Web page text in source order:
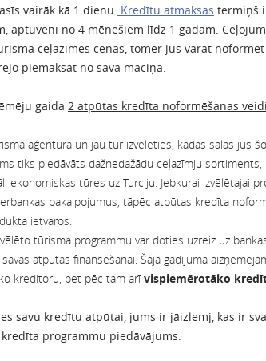
vairāk kā 1 dienu. Kredītu atmaksas termiņš
aptuveni no 4 mēnešiem līdz 1 gadam.
ceļazīmes cenas, tomēr jūs varat
piemaksāt no sava maciņa.
gaida 2 atpūtas kredīta noformēšanas veidi
aģentūrā un jau tur izvēlēties, kādas salas jūs
tiks piedāvāts dažnedažādu ceļazīmju
ekonomiskas tūres uz Turciju. Jebkurai izvēlētajai
pakalpojumus, tāpēc atpūtas kredīta
ietvaros.
tūrisma programmu var doties uzreiz uz
atpūtas finansēšanai. Šajā gadījumā
kreditoru, bet pēc tam arīvispiemērotāko
savu kredītu atpūtai, jums ir jāizlemj, kas ir
programmu piedāvājums.